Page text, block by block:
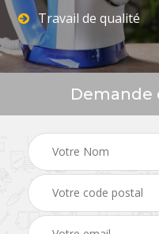
Travail de qualité
Demande